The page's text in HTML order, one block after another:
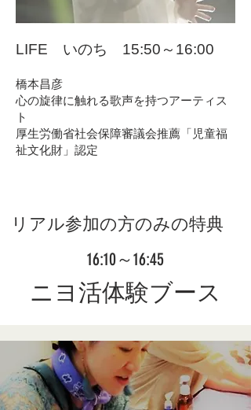
LIFE いのち 15:50～16:00
橋本昌彦
心の旋律に触れる歌声を持つアーティス
ト
厚生労働省社会保障審議会推薦「児童福
祉文化財」認定
リアル参加の方のみの特典
16:10～16:45
ニヨ活体験ブース